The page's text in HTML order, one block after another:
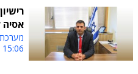
אסיה
15:06